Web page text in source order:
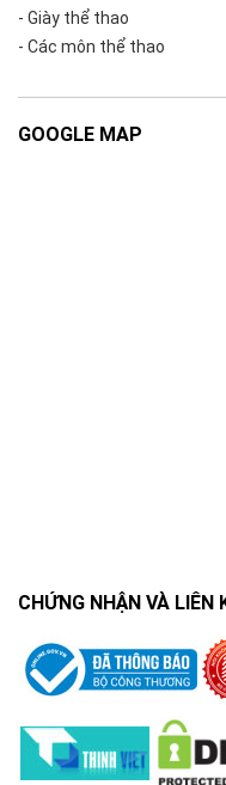
- Giày thể thao
- Các môn thể thao
GOOGLE MAP
CHỨNG NHẬN VÀ LIÊN